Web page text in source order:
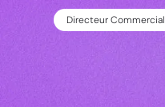
Directeur Commercial